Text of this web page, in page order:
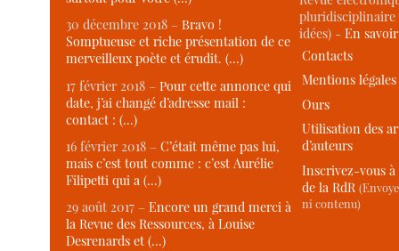
30 décembre 2018 –Bravo !
Somptueuse et riche présentation de ce
merveilleux poète et érudit. (…)
17 février 2018 –Pour cette annonce qui
date, j’ai changé d’adresse mail :
contact : (…)
16 février 2018 –C’était même pas lui,
mais c’est tout comme : c’est Aurélie
Filipetti qui a (…)
29 août 2017 –Encore un grand merci à
la Revue des Ressources, à Louise
Desrenards et (…)
idées) -En
Contacts
Mentions légales
Ours
Utilisation des
d’auteurs
Inscrivez-vous
de la RdR
ni contenu)